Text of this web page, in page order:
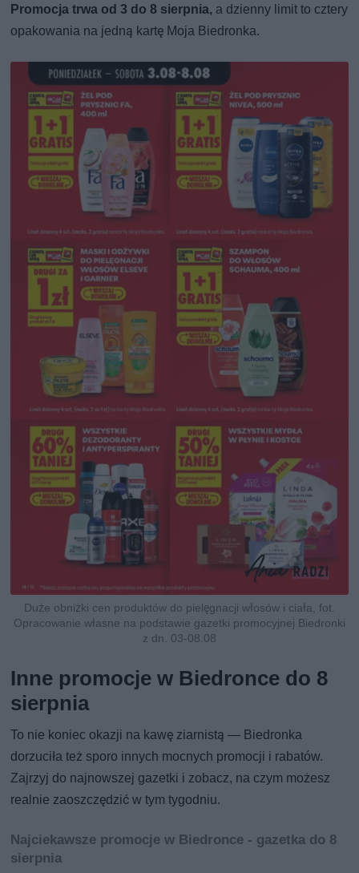
Promocja trwa od 3 do 8 sierpnia, a dzienny limit to cztery
opakowania na jedną kartę Moja Biedronka.
Duże obniżki cen produktów do pielęgnacji włosów i ciała, fot.
Opracowanie własne na podstawie gazetki promocyjnej Biedronki
z dn. 03-08.08
Inne promocje w Biedronce do 8
sierpnia
To nie koniec okazji na kawę ziarnistą — Biedronka
dorzuciła też sporo innych mocnych promocji i rabatów.
Zajrzyj do najnowszej gazetki i zobacz, na czym możesz
realnie zaoszczędzić w tym tygodniu.
Najciekawsze promocje w Biedronce - gazetka do 8
sierpnia